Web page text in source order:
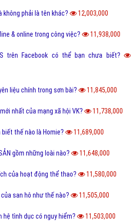
không phải là tên khác? 12,003,000
& online trong công việc? 11,938,000
trên Facebook có thể bạn chưa biết?
liệu chính trong sơn bài? 11,845,000
nhất của mạng xã hội VK? 11,738,000
biết thế nào là Homie? 11,689,000
gồm những loài nào? 11,648,000
của hoạt động thể thao? 11,580,000
san hô như thế nào? 11,505,000
hệ tình dục có nguy hiểm? 11,503,000